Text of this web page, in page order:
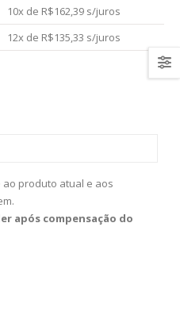
10x de R$162,39 s/juros
12x de R$135,33 s/juros
produto atual e aos
após compensação do